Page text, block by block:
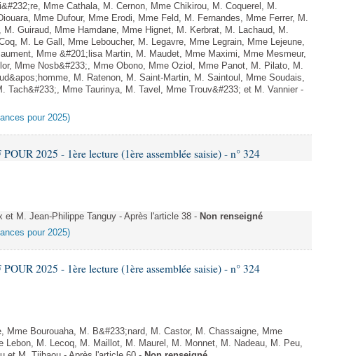
Mme Cathala, M. Cernon, Mme Chikirou, M. Coquerel, M.
Mme Dufour, Mme Erodi, Mme Feld, M. Fernandes, Mme Ferrer, M.
Guiraud, Mme Hamdane, Mme Hignet, M. Kerbrat, M. Lachaud, M.
M. Le Gall, Mme Leboucher, M. Legavre, Mme Legrain, Mme Lejeune,
Mme &#201;lisa Martin, M. Maudet, Mme Maximi, Mme Mesmeur,
Mme Nosb&#233;, Mme Obono, Mme Oziol, Mme Panot, M. Pilato, M.
M. Ratenon, M. Saint-Martin, M. Saintoul, Mme Soudais,
Tach&#233;, Mme Taurinya, M. Tavel, Mme Trouv&#233; et M. Vannier -
pour 2025)
2025 - 1ère lecture (1ère assemblée saisie) - n° 324
et M. Jean-Philippe Tanguy - Après l'article 38 - Non renseigné
pour 2025)
2025 - 1ère lecture (1ère assemblée saisie) - n° 324
Mme Bourouaha, M. B&#233;nard, M. Castor, M. Chassaigne, Mme
Lebon, M. Lecoq, M. Maillot, M. Maurel, M. Monnet, M. Nadeau, M. Peu,